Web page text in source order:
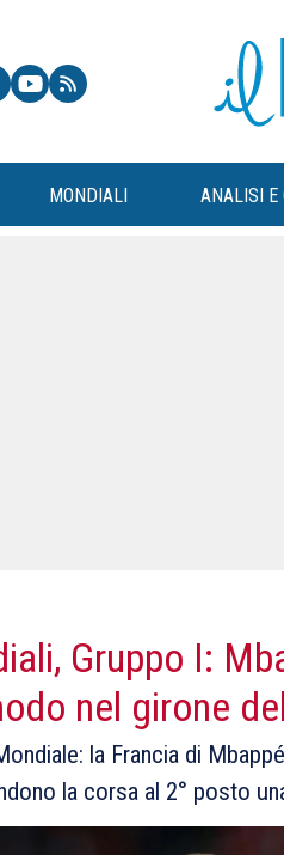
MONDIALI ANALISI E
Gruppo I:
nel girone
la Francia di
la corsa al 2° posto